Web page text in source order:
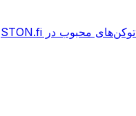
توکن‌های محبوب در STON.fi